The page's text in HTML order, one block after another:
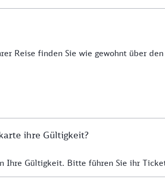
Reise finden Sie wie gewohnt über
ihre Gültigkeit?
Ihre Gültigkeit. Bitte führen Sie ihr